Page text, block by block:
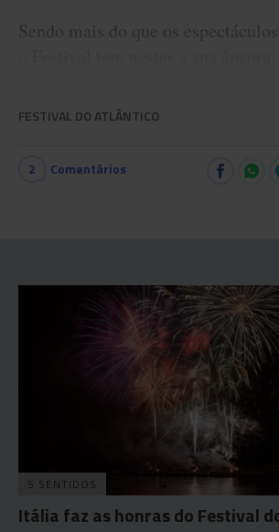
Sendo mais do que os
FESTIVAL DO ATLÂNTICO
2 Comentários
5 SENTIDOS
Itália faz as honras do Festival